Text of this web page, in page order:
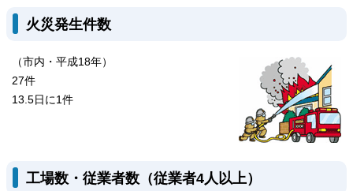
火災発生件数
（市内・平成18年）
27件
13.5日に1件
工場数・従業者数（従業者4人以上）